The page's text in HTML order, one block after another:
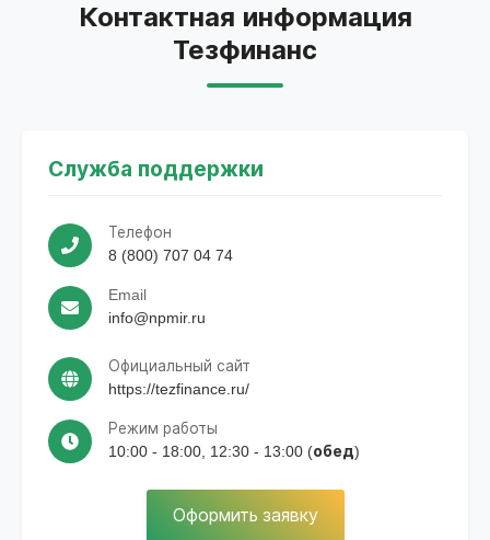
Контактная информация
Тезфинанс
Служба поддержки
Телефон
8 (800) 707 04 74
Email
info@npmir.ru
Официальный сайт
https://tezfinance.ru/
Режим работы
10:00 - 18:00, 12:30 - 13:00 (обед)
Оформить заявку